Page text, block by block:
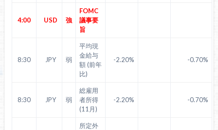
4:00 USD 強
FOMC
議事要
旨
8:30 JPY 弱
平均現
金給与
額 (前年
比)
-2.20% -0.70%
8:30 JPY 弱
総雇用
者所得
(11月)
-2.20% -0.70%
所定外